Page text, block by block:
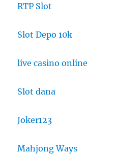
RTP Slot
Slot Depo 10k
live casino online
Slot dana
Joker123
Mahjong Ways